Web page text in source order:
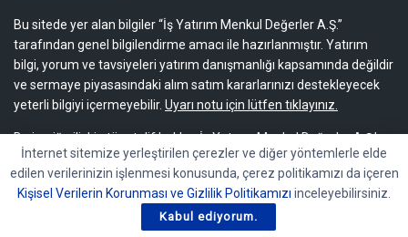
Bu sitede yer alan bilgiler “İş Yatırım Menkul Değerler A.Ş.”
tarafından genel bilgilendirme amacı ile hazırlanmıştır. Yatırım
bilgi, yorum ve tavsiyeleri yatırım danışmanlığı kapsamında değildir
ve sermaye piyasasındaki alım satım kararlarınızı destekleyecek
yeterli bilgiyi içermeyebilir. Uyarı notu için lütfen tıklayınız.
Bu içeriğe ilişkin tüm telif hakları İş Yatırım Menkul Değerler A.Ş.’ye
aittir. Bu içerik, açık iznimiz olmaksızın başkaları tarafından
herhangi bir amaçla, kısmen veya tamamen çoğaltılamaz,
dağıtılamaz, yayımlanamaz veya değiştirilemez.
İnternet sitemize yerleştirilen çerezler ve diğer yöntemlerle elde
edilen verilerinizin işlenmesi konusunda, çerez politikamızı da içeren
Kişisel Verilerin Korunması ve Gizlilik Politikamızı inceleyebilirsiniz.
Kabul ediyorum.